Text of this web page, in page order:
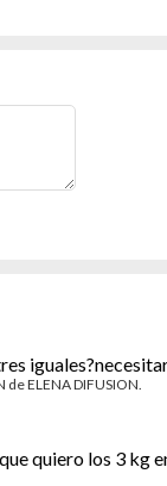
ELENA DIFUSION.
quiero los 3 kg